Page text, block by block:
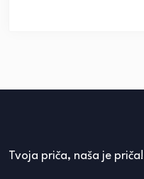
Tvoja priča, naša je priča!